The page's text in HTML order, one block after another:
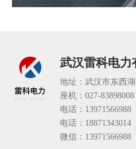
武汉雷科电力
地址：武汉市东西
座机：027-83898008
电话：13971566988
电话：18871343014
微信：13971566988